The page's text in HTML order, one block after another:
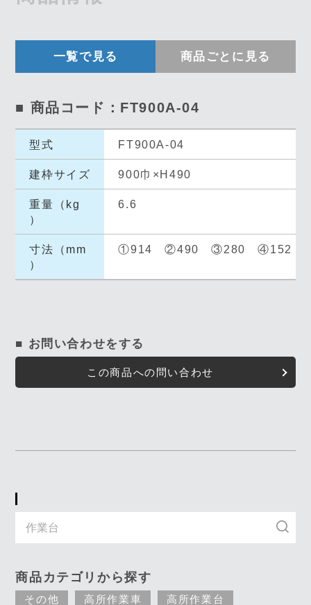
一覧で見る 商品ごとに見る
■ 商品コード：FT900A-04
型式 FT900A-04
建枠サイズ 900巾×H490
重量（kg
）
6.6
寸法（mm
）
①914 ②490 ③280 ④152
■ お問い合わせをする
この商品への問い合わせ
商品カテゴリから探す
その他 高所作業車 高所作業台